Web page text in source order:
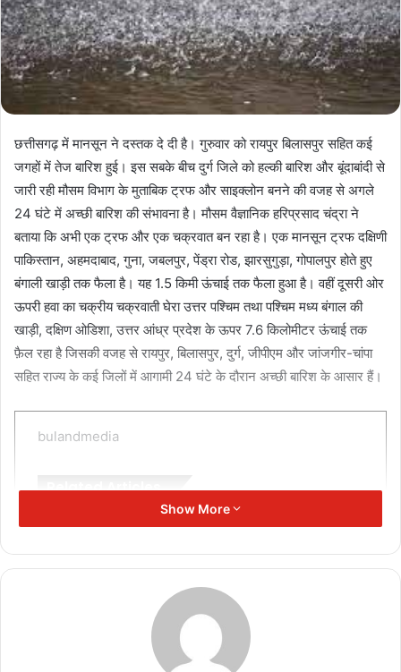
छत्तीसगढ़ में मानसून ने दस्तक दे दी है। गुरुवार को रायपुर बिलासपुर सहित कई
जगहों में तेज बारिश हुई। इस सबके बीच दुर्ग जिले को हल्की बारिश और बूंदाबांदी से
जारी रही मौसम विभाग के मुताबिक ट्रफ और साइक्लोन बनने की वजह से अगले
24 घंटे में अच्छी बारिश की संभावना है। मौसम वैज्ञानिक हरिप्रसाद चंद्रा ने
बताया कि अभी एक ट्रफ और एक चक्रवात बन रहा है। एक मानसून ट्रफ दक्षिणी
पाकिस्तान, अहमदाबाद, गुना, जबलपुर, पेंड्रा रोड, झारसुगुड़ा, गोपालपुर होते हुए
बंगाली खाड़ी तक फैला है। यह 1.5 किमी ऊंचाई तक फैला हुआ है। वहीं दूसरी ओर
ऊपरी हवा का चक्रीय चक्रवाती घेरा उत्तर पश्चिम तथा पश्चिम मध्य बंगाल की
खाड़ी, दक्षिण ओडिशा, उत्तर आंध्र प्रदेश के ऊपर 7.6 किलोमीटर ऊंचाई तक
फ़ैल रहा है जिसकी वजह से रायपुर, बिलासपुर, दुर्ग, जीपीएम और जांजगीर-चांपा
सहित राज्य के कई जिलों में आगामी 24 घंटे के दौरान अच्छी बारिश के आसार हैं।
bulandmedia
Related Articles
एनकाउंटर में ढेर हुआ झारखण्ड का
कुख्यात गैंगस्टर अमन साहू…!
Holi 2025 : खाद्य सुरक्षा विभाग द्वारा मिठाइयों के लिए गए
Show More